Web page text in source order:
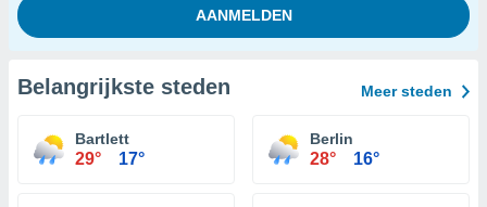
Belangrijkste steden Meer steden
Bartlett
29° 17°
Berlin
28° 16°